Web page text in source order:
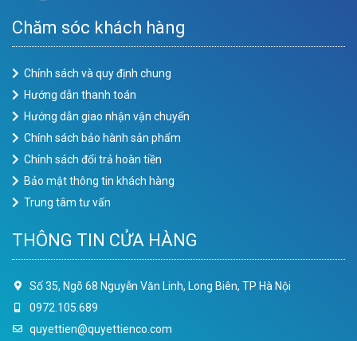
Chăm sóc khách hàng
Chính sách và quy định chung
Hướng dẫn thanh toán
Hướng dẫn giao nhận vận chuyển
Chính sách bảo hành sản phẩm
Chính sách đổi trả hoàn tiền
Bảo mật thông tin khách hàng
Trung tâm tư vấn
THÔNG TIN CỬA HÀNG
Số 35, Ngõ 68 Nguyễn Văn Linh, Long Biên, TP Hà Nội
0972.105.689
quyettien@quyettienco.com